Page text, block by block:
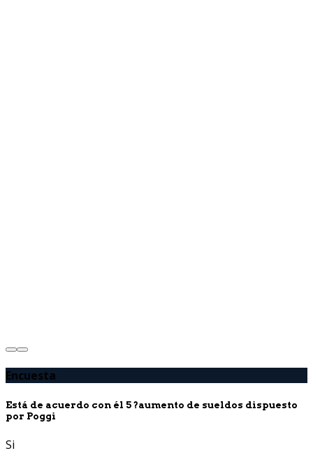
Encuesta
Está de acuerdo con él 5 ?aumento de sueldos dispuesto
por Poggi
Si